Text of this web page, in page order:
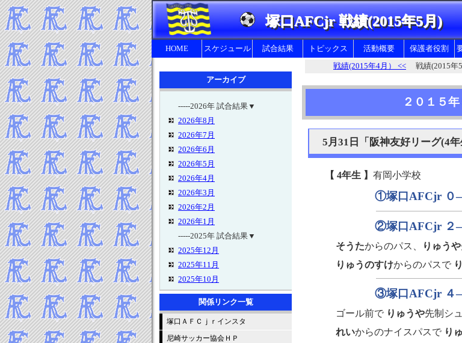
塚口AFCjr 戦績(2015年5月)
HOME スケジュール 試合結果 トピックス 活動概要
練習について
試合・遠征について
合宿について
ママさんサッカー
保護者役割
お当番など
親のための
塚口AFC.Jｒ
アーカイブ
-----2026年 試合結果▼
2026年8月
2026年7月
2026年6月
2026年5月
2026年4月
2026年3月
2026年2月
2026年1月
-----2025年 試合結果▼
2025年12月
2025年11月
2025年10月
2025年9月
2025年8月
2025年7月
2025年6月
関係リンク一覧
塚口ＡＦＣｊｒインスタ
尼崎サッカー協会ＨＰ
戦績(2015年4月） << 戦績(2015年
２０１５
5月31日「阪神友好リーグ(4年
【 4年生 】 有岡小学校
①塚口AFCjr ０
②塚口AFCjr ２
そうたからのパス、 りゅうや
りゅうのすけからのパスで
③塚口AFCjr ４
ゴール前で りゅうや先制シ
れいからのナイスパスで り